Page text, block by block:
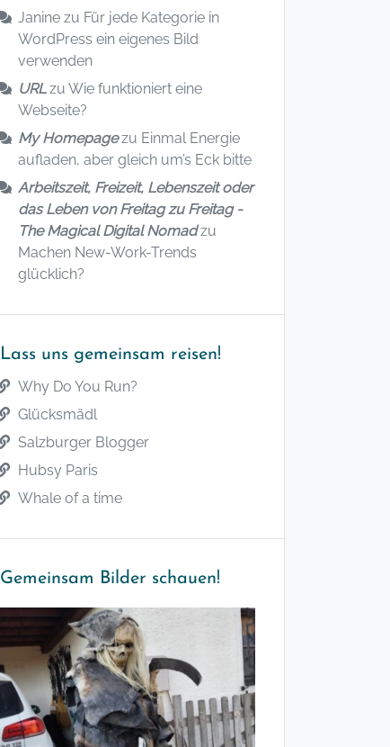
Janine zu Für jede Kategorie in
WordPress ein eigenes Bild
verwenden
URLzu Wie funktioniert eine
Webseite?
My Homepagezu Einmal Energie
aufladen, aber gleich um’s Eck bitte
Arbeitszeit, Freizeit, Lebenszeit oder
das Leben von Freitag zu Freitag -
The Magical Digital Nomadzu
Machen New-Work-Trends
glücklich?
Lass uns gemeinsam reisen!
Why Do You Run?
Glücksmädl
Salzburger Blogger
Hubsy Paris
Whale of a time
Gemeinsam Bilder schauen!